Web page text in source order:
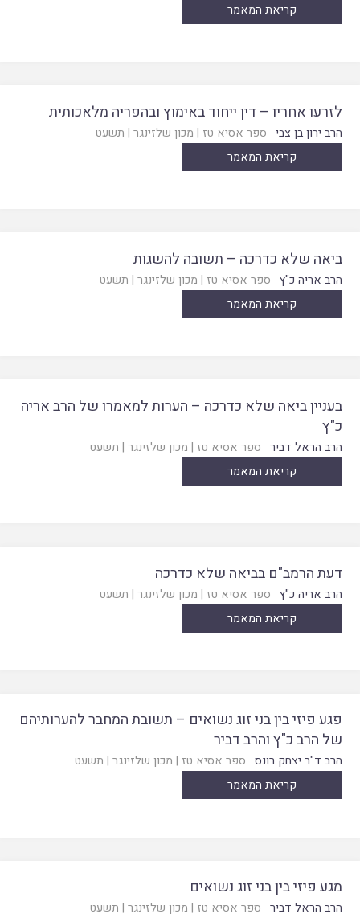
קריאת המאמר
לזרעו אחריו – דין ייחוד באימוץ ובהפריה מלאכותית
הרב ירון בן צבי ספר אסיא טז | מכון שלזינגר | תשעט
קריאת המאמר
ביאה שלא כדרכה – תשובה להשגות
הרב אריה כ"ץ ספר אסיא טז | מכון שלזינגר | תשעט
קריאת המאמר
בעניין ביאה שלא כדרכה – הערות למאמרו של הרב אריה
כ"ץ
הרב הראל דביר ספר אסיא טז | מכון שלזינגר | תשעט
קריאת המאמר
דעת הרמב"ם בביאה שלא כדרכה
הרב אריה כ"ץ ספר אסיא טז | מכון שלזינגר | תשעט
קריאת המאמר
פגע פיזי בין בני זוג נשואים – תשובת המחבר להערותיהם
של הרב כ"ץ והרב דביר
הרב ד"ר יצחק רונס ספר אסיא טז | מכון שלזינגר | תשעט
קריאת המאמר
מגע פיזי בין בני זוג נשואים
הרב הראל דביר ספר אסיא טז | מכון שלזינגר | תשעט